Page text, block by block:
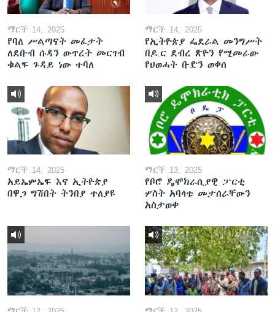
ማርች 14, 2025
የባለ ሥልጣናት መፈታት
ለደቡብ ሱዳን ውጥረት መርገብ
ቁልፍ ጉዳይ ነው ተባለ
ማርች 14, 2025
የኢትዮጵያ ፌደራል መንግሥት
በዶ.ር ደብረ ጽዮን የሚመራው
የህወሓት ቡድን ወቀሰ
ማርች 14, 2025
አይኤምኤፍ እና ኢትዮጵያ
በዋጋ ግሽበት ትንበያ ተለያዩ
ማርች 13, 2025
የቦሮ ዴሞክራሲያዊ ፓርቲ
ሦስት አባላቱ መታሰራቸውን
አስታወቀ